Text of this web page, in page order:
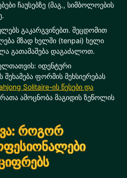
ჩაუსებზე (მაგ., სიმბოლოების
გაკარგვინებთ. შეცდომით
მზად ხელში (tenpai) ხელი
გათამაშება დაგაძალოთ.
იდენტური
ფორმის მეხსიერებას
Solitaire-ის წესები და
ამოცნობა მაგიდის ზეწოლის
როგორ